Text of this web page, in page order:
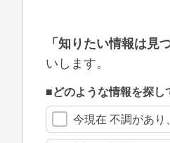
「知りたい情報は見
いします。
■どのような情報を探し
今現在 不調があ